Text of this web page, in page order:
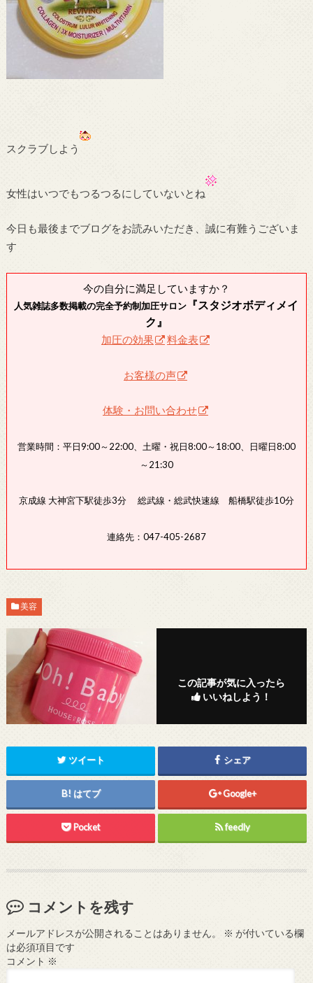
スクラブしよう
女性はいつでもつるつるにしていないとね
今日も最後までブログをお読みいただき、誠に有難うございま
す
今の自分に満足していますか？
人気雑誌多数掲載の完全予約制加圧サロン 『スタジオボディメイ
ク』
加圧の効果 料金表
お客様の声
体験・お問い合わせ
営業時間：平日9:00～22:00、土曜・祝日8:00～18:00、日曜日8:00
～21:30
京成線 大神宮下駅徒歩3分 総武線・総武快速線 船橋駅徒歩10分
連絡先：047-405-2687
美容
この記事が気に入ったら
いいねしよう！
ツイート シェア
はてブ Google+
Pocket feedly
コメントを残す
メールアドレスが公開されることはありません。 ※ が付いている欄
は必須項目です
コメント ※